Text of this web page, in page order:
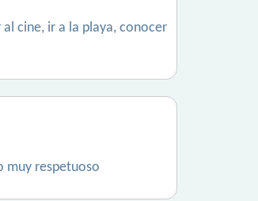
cine, ir a la playa, conocer
muy respetuoso